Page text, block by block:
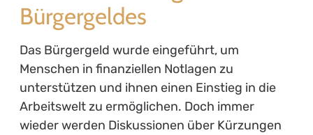
Bürgergeldes
Das Bürgergeld wurde eingeführt, um
Menschen in finanziellen Notlagen zu
unterstützen und ihnen einen Einstieg in die
Arbeitswelt zu ermöglichen. Doch immer
wieder werden Diskussionen über Kürzungen